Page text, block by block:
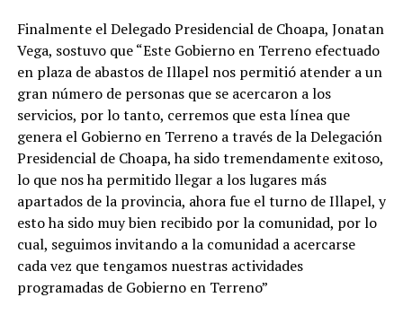
Finalmente el Delegado Presidencial de Choapa, Jonatan
Vega, sostuvo que “Este Gobierno en Terreno efectuado
en plaza de abastos de Illapel nos permitió atender a un
gran número de personas que se acercaron a los
servicios, por lo tanto, cerremos que esta línea que
genera el Gobierno en Terreno a través de la Delegación
Presidencial de Choapa, ha sido tremendamente exitoso,
lo que nos ha permitido llegar a los lugares más
apartados de la provincia, ahora fue el turno de Illapel, y
esto ha sido muy bien recibido por la comunidad, por lo
cual, seguimos invitando a la comunidad a acercarse
cada vez que tengamos nuestras actividades
programadas de Gobierno en Terreno”